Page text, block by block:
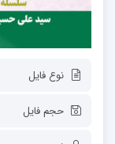
نوع فایل
حجم فایل